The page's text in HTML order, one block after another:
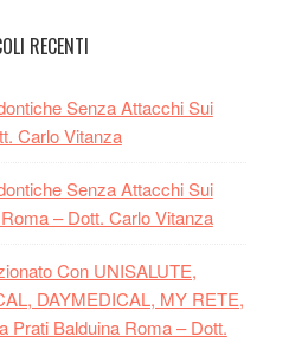
RECENTI
Senza Attacchi Sui
Carlo Vitanza
Senza Attacchi Sui
– Dott. Carlo Vitanza
Con UNISALUTE,
DAYMEDICAL, MY RETE,
Prati Balduina Roma – Dott.